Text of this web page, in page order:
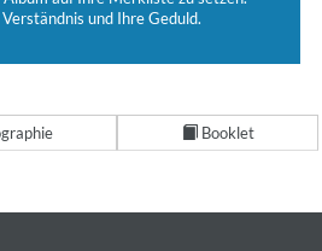
und Ihre Geduld.
Booklet